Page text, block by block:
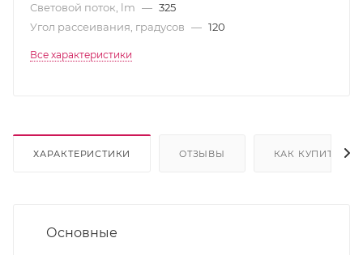
Световой поток, lm — 325
Угол рассеивания, градусов — 120
Все характеристики
ХАРАКТЕРИСТИКИ ОТЗЫВЫ КАК КУПИТЬ
Основные